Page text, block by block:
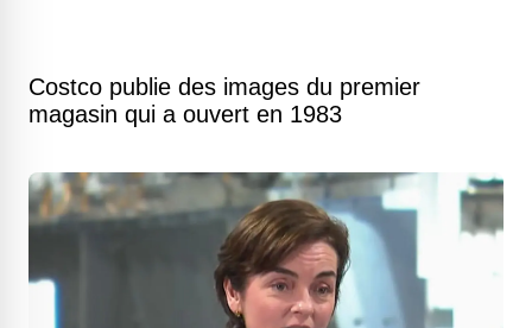
Costco publie des images du premier
magasin qui a ouvert en 1983